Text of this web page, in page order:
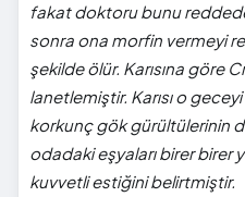
fakat doktoru bunu
sonra ona morfin vermeyi
şekilde ölür. Karısına göre
lanetlemiştir. Karısı o
korkunç gök gürültülerinin
odadaki eşyaları birer birer
kuvvetli estiğini belirtmiştir.